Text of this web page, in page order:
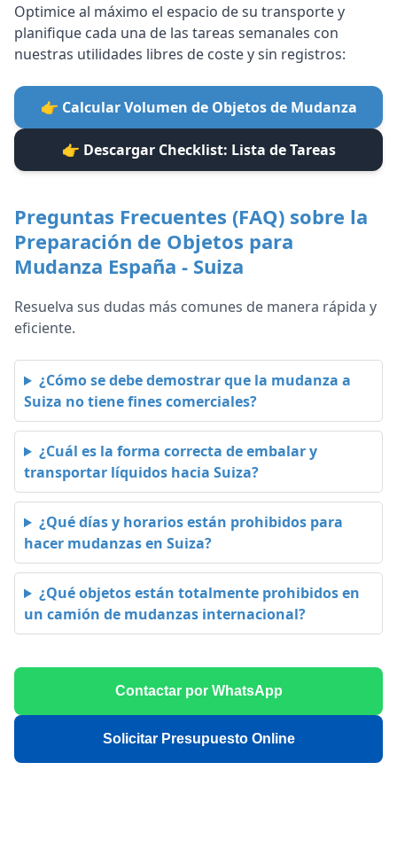
Optimice al máximo el espacio de su transporte y
planifique cada una de las tareas semanales con
nuestras utilidades libres de coste y sin registros:
👉 Calcular Volumen de Objetos de Mudanza
👉 Descargar Checklist: Lista de Tareas
Preguntas Frecuentes (FAQ) sobre la
Preparación de Objetos para
Mudanza España - Suiza
Resuelva sus dudas más comunes de manera rápida y
eficiente.
¿Cómo se debe demostrar que la mudanza a
Suiza no tiene fines comerciales?
¿Cuál es la forma correcta de embalar y
transportar líquidos hacia Suiza?
¿Qué días y horarios están prohibidos para
hacer mudanzas en Suiza?
¿Qué objetos están totalmente prohibidos en
un camión de mudanzas internacional?
Contactar por WhatsApp
Solicitar Presupuesto Online